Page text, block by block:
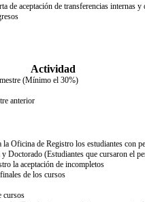
de aceptación de transferencias internas y
Actividad
(Mínimo el 30%)
anterior
Oficina de Registro los estudiantes con
Doctorado (Estudiantes que cursaron el
la aceptación de incompletos
de los cursos
cursos